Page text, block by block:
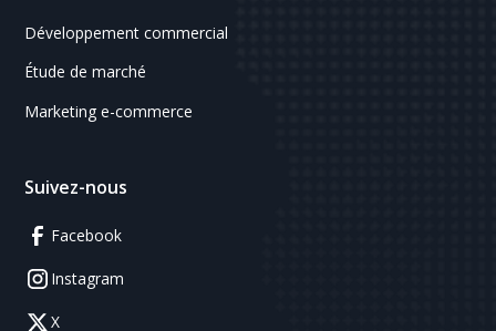
Développement commercial
Étude de marché
Marketing e-commerce
Suivez-nous
Facebook
Instagram
X